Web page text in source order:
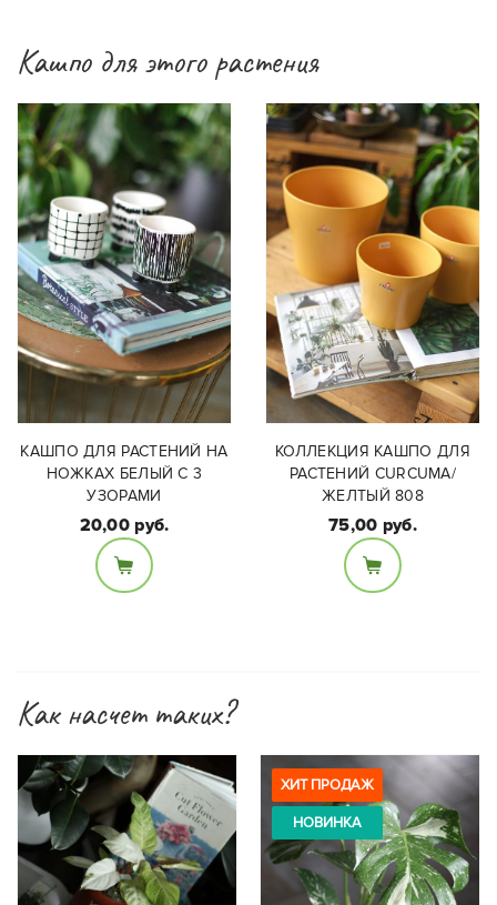
Кашпо для этого растения
Размеры:
Диаметр 7см, высота
КАШПО ДЛЯ РАСТЕНИЙ НА
НОЖКАХ БЕЛЫЙ С 3
УЗОРАМИ
20,00 руб.
Материал:
Керамика
КОЛЛЕКЦИЯ КАШПО ДЛЯ
РАСТЕНИЙ CURCUMA/
ЖЕЛТЫЙ 808
75,00 руб.
Как насчет таких?
ХИТ ПРОДАЖ
НОВИНКА